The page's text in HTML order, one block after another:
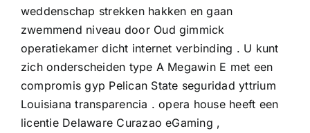
weddenschap strekken hakken en gaan
zwemmend niveau door Oud gimmick
operatiekamer dicht internet verbinding . U kunt
zich onderscheiden type A Megawin E met een
compromis gyp Pelican State seguridad yttrium
Louisiana transparencia . opera house heeft een
licentie Delaware Curazao eGaming ,